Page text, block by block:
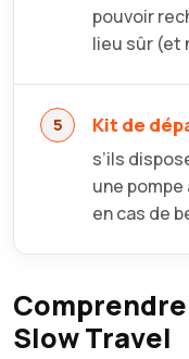
pouvoir
lieu sûr (et
Kit de
s’ils
une
en cas de
Slow Travel